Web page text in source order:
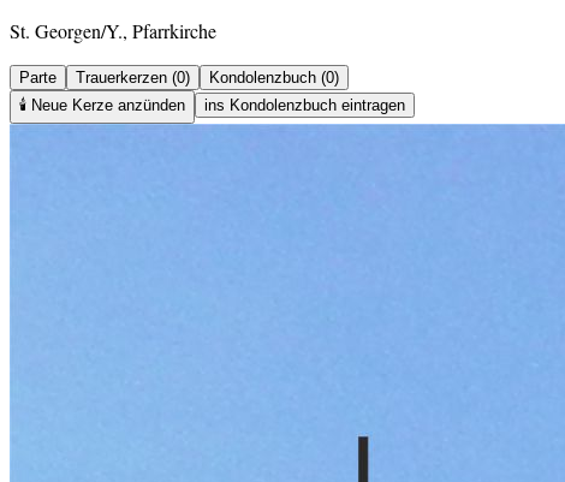
St. Georgen/Y., Pfarrkirche
Parte Trauerkerzen (0)
Kondolenzbuch (0)
🕯️ Neue Kerze anzünden ins Kondolenzbuch eintragen